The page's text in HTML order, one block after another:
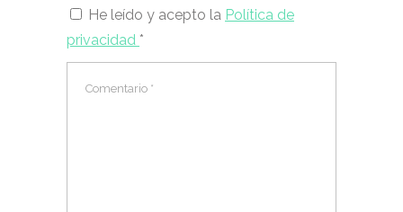
He leído y acepto la Política de
privacidad *